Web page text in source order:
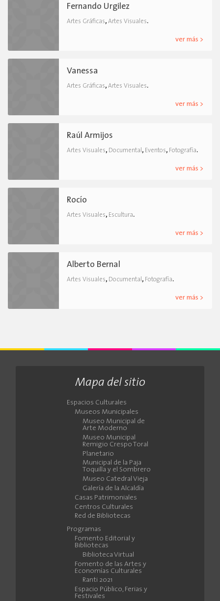
Fernando Urgilez
Artes Gráficas, Artes Visuales.
ver más >
Vanessa
Artes Gráficas, Artes Visuales.
ver más >
Raúl Armijos
Artes Visuales, Documental , Eventos, Fotografía.
ver más >
Rocío
Artes Visuales, Escultura.
ver más >
Alberto Bernal
Artes Visuales, Documental , Fotografía.
ver más >
Mapa del sitio
Espacios Culturales
Museos Municipales
Museo Municipal de
Arte Moderno
Museo Municipal
Remigio Crespo Toral
Planetario
Municipal de la Paja
Toquilla y el Sombrero
Museo Catedral Vieja
Galería de la Alcaldía
Casas Patrimoniales
Centros Culturales
Red de Bibliotecas
Programas
Fomento Editorial y
Bibliotecas
Biblioteca Virtual
Fomento de las Artes y
Economías Culturales
Ranti 2021
Espacio Público, Ferias y
Festivales